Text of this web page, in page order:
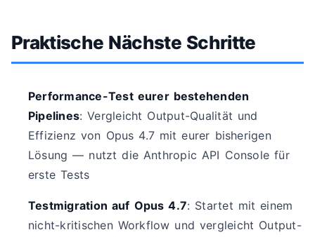
Praktische Nächste Schritte
Performance-Test eurer bestehenden
Pipelines: Vergleicht Output-Qualität und
Effizienz von Opus 4.7 mit eurer bisherigen
Lösung — nutzt die Anthropic API Console für
erste Tests
Testmigration auf Opus 4.7: Startet mit einem
nicht-kritischen Workflow und vergleicht Output-